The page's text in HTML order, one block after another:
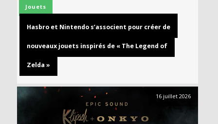
Jouets
Hasbro et Nintendo s’associent pour créer de
nouveaux jouets inspirés de « The Legend of
Zelda »
16 juillet 2026